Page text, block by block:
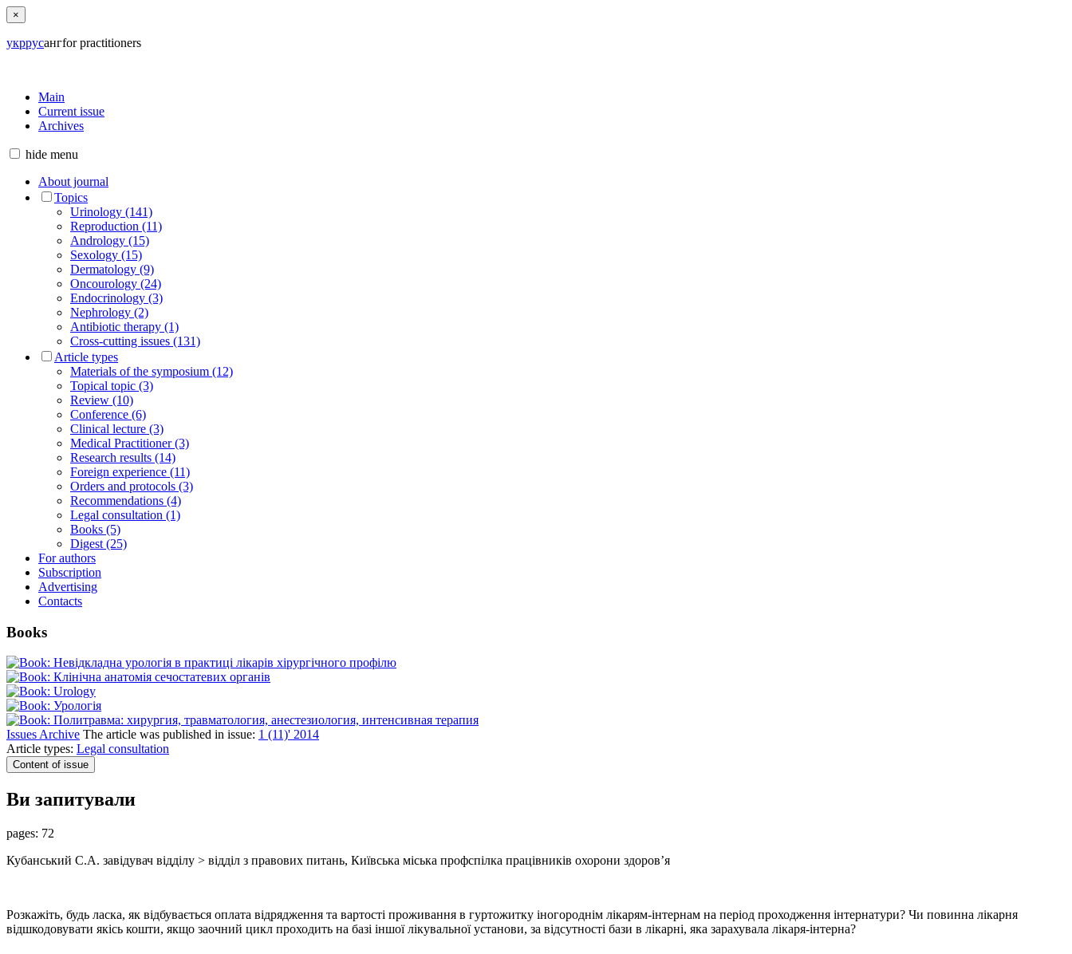
×
укррусангfor practitioners
Main
Current issue
Archives
hide menu
About journal
Topics
Urinology (141)
Reproduction (11)
Andrology (15)
Sexology (15)
Dermatology (9)
Oncourology (24)
Endocrinology (3)
Nephrology (2)
Antibiotic therapy (1)
Cross-cutting issues (131)
Article types
Materials of the symposium (12)
Topical topic (3)
Review (10)
Conference (6)
Clinical lecture (3)
Medical Practitioner (3)
Research results (14)
Foreign experience (11)
Orders and protocols (3)
Recommendations (4)
Legal consultation (1)
Books (5)
Digest (25)
For authors
Subscription
Advertising
Contacts
Books
Issues Archive The article was published in issue: 1 (11)' 2014
Article types: Legal consultation
Content of issue
Ви запитували
pages: 72
Кубанський С.А. завідувач відділу > відділ з правових питань, Київська міська профспілка працівників охорони здоров’я
Розкажіть, будь ласка, як відбувається оплата відрядження та вартості проживання в гуртожитку іногороднім лікарям-інтернам на період проходження інтернатури? Чи повинна лікарня
відшкодовувати якісь кошти, якщо заочний цикл проходить на базі іншої лікувальної установи, за відсутності бази в лікарні, яка зарахувала лікаря-інтерна?